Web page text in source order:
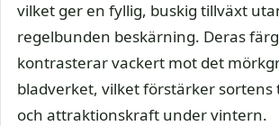
vilket ger en fyllig, buskig tillväxt
regelbunden beskärning. Deras
kontrasterar vackert mot det
bladverket, vilket förstärker sortens
och attraktionskraft under vintern.